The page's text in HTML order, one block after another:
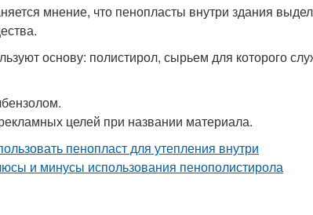
мнение, что пенопласты внутри здания
основу: полистирол, сырьем для которого
целей при названии материала.